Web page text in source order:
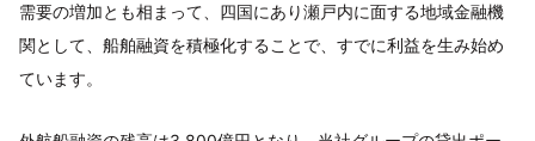
需要の増加とも相まって、四国にあり瀬戸内に面する地域金融機
関として、船舶融資を積極化することで、すでに利益を生み始め
ています。